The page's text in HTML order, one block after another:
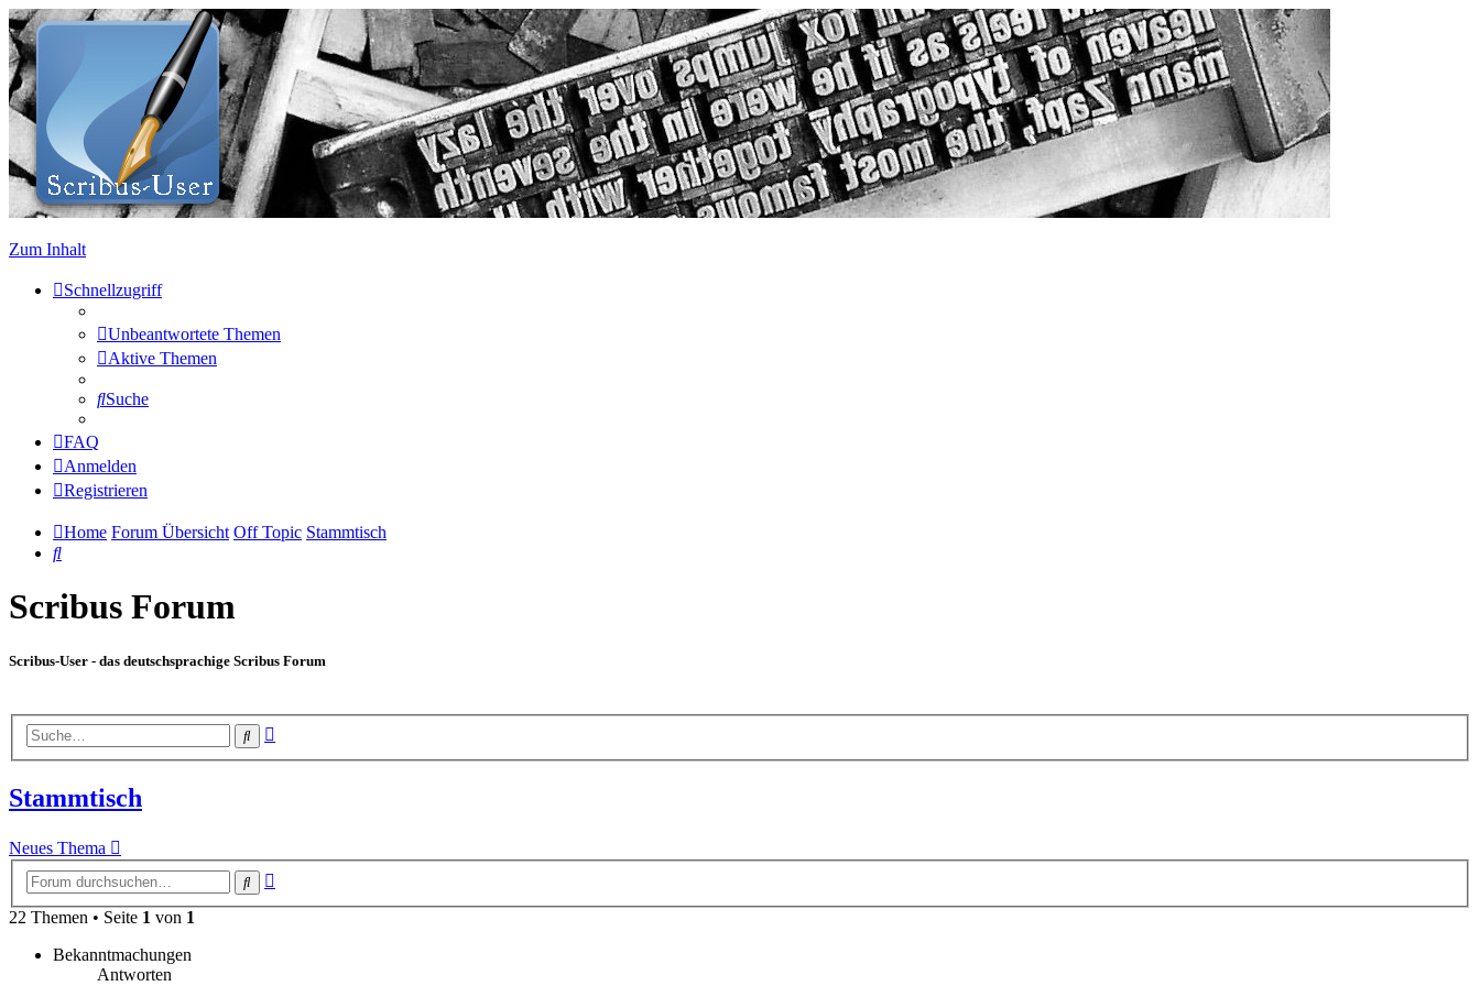
Zum Inhalt
Schnellzugriff
Unbeantwortete Themen
Aktive Themen
Suche
FAQ
Anmelden
Registrieren
Home Forum Übersicht Off Topic Stammtisch
Suche
Scribus Forum
Scribus-User - das deutschsprachige Scribus Forum
Suche
Stammtisch
Neues Thema
Suche
22 Themen • Seite 1 von 1
Bekanntmachungen
Antworten